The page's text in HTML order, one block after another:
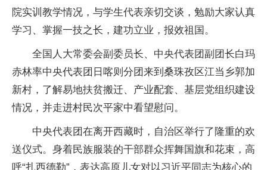
院实训教学情况，与学生代表亲切交谈，勉励大家认真
学习、掌握一技之长，建功立业，报效祖国。
全国人大常委会副委员长、中央代表团副团长白玛
赤林率中央代表团日喀则分团来到桑珠孜区江当乡郭加
新村，了解易地扶贫搬迁、产业配套、基层党组织建设
情况，并走进村民次平家中看望慰问。
中央代表团在离开西藏时，自治区举行了隆重的欢
送仪式。身着民族服装的干部群众挥舞国旗和花束，高
呼“扎西德勒”，表达高原儿女对以习近平同志为核心的